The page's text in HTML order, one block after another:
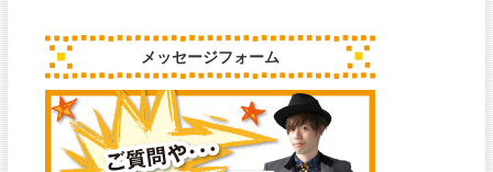
メッセージフォーム